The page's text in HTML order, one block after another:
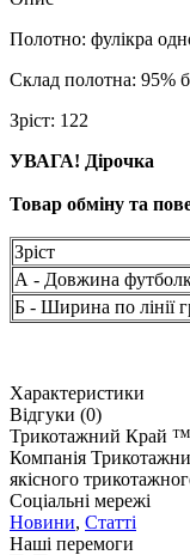
Полотно: фулікра
Склад полотна: 95%
Зріст: 122
УВАГА! Дірочка
Товар обміну та
Зріст
А - Довжина
Б - Ширина по лінії
Характеристики
Відгуки (0)
Трикотажний Край ™
Компанія
якісного
Соціальні мережі
Новини, Статті
Наші перемоги